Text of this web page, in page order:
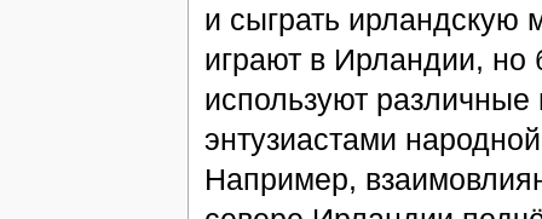
и сыграть ирландскую
играют в Ирландии,
используют
энтузиастами
Например,